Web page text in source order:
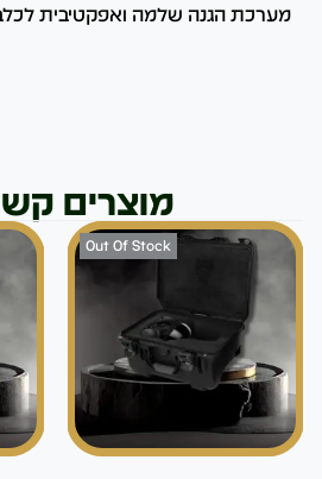
מערכת הגנה שלמה ואפקטיבית
מוצרים
Out Of Stock